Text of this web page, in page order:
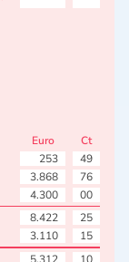
Euro
Ct
253
49
3.868
76
4.300
00
8.422
25
3.110
15